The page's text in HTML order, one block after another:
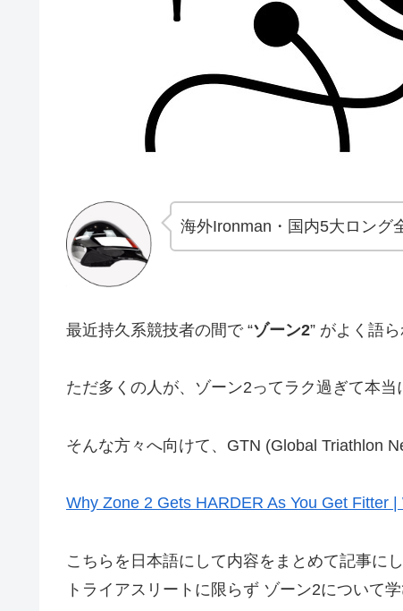
海外Ironman・国内5大ロング
最近持久系競技者の間で “ゾーン2” がよく語
ただ多くの人が、ゾーン2ってラク過ぎて本当
そんな方々へ向けて、GTN (Global Triathlon
Why Zone 2 Gets HARDER As You Get Fitter
こちらを日本語にして内容をまとめて記事にし
トライアスリートに限らず ゾーン2について